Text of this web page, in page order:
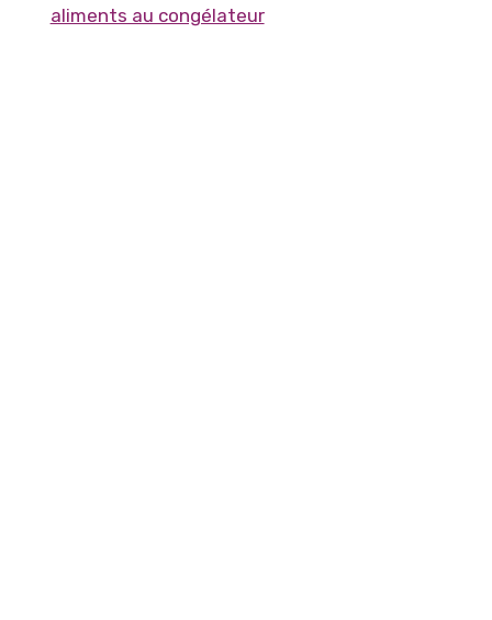
aliments au congélateur